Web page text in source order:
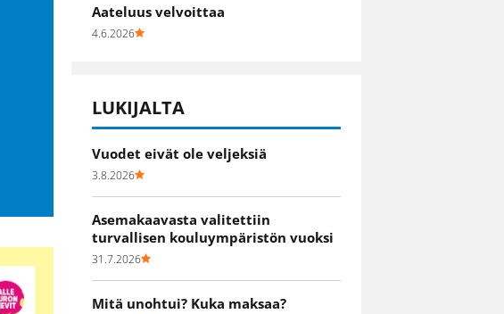
Aateluus velvoittaa
4.6.2026
LUKIJALTA
Vuodet eivät ole veljeksiä
3.8.2026
Asemakaavasta valitettiin
turvallisen kouluympäristön vuoksi
31.7.2026
Mitä unohtui? Kuka maksaa?